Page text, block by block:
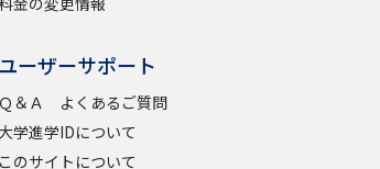
ユーザーサポート
Ｑ＆Ａ よくあるご質問
学進学IDについて
このサイトについて